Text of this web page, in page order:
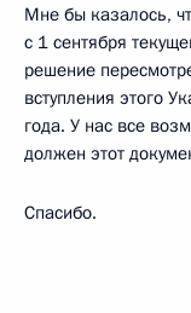
Мне бы казалось,
с 1 сентября
решение
вступления этого
года. У нас все
должен этот
Спасибо.